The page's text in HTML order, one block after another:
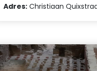
Adres: Christiaan